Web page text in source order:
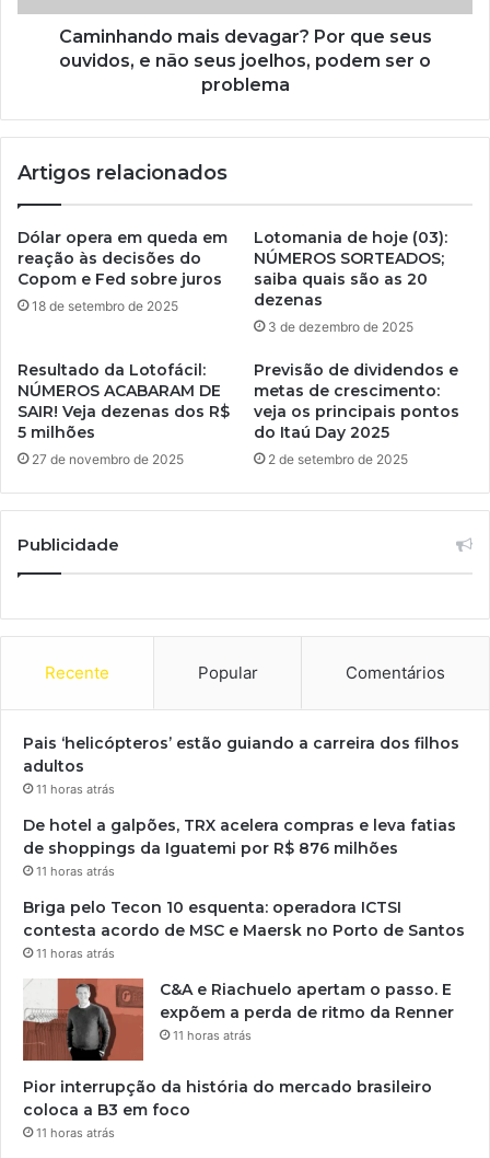
Caminhando mais devagar? Por que seus
ouvidos, e não seus joelhos, podem ser o
problema
Artigos relacionados
Dólar opera em queda em
reação às decisões do
Copom e Fed sobre juros
18 de setembro de 2025
Lotomania de hoje (03):
NÚMEROS SORTEADOS;
saiba quais são as 20
dezenas
3 de dezembro de 2025
Resultado da Lotofácil:
NÚMEROS ACABARAM DE
SAIR! Veja dezenas dos R$
5 milhões
27 de novembro de 2025
Previsão de dividendos e
metas de crescimento:
veja os principais pontos
do Itaú Day 2025
2 de setembro de 2025
Publicidade
Recente Popular Comentários
Pais ‘helicópteros’ estão guiando a carreira dos filhos
adultos
11 horas atrás
De hotel a galpões, TRX acelera compras e leva fatias
de shoppings da Iguatemi por R$ 876 milhões
11 horas atrás
Briga pelo Tecon 10 esquenta: operadora ICTSI
contesta acordo de MSC e Maersk no Porto de Santos
11 horas atrás
C&A e Riachuelo apertam o passo. E
expõem a perda de ritmo da Renner
11 horas atrás
Pior interrupção da história do mercado brasileiro
coloca a B3 em foco
11 horas atrás